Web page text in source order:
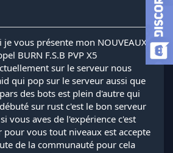
vous présente mon NOUVEAUX
BURN F.S.B PVP X5
sur le serveur nous
qui pop sur le serveur aussi que
des bots est plein d'autre qui
sur rust c'est le bon serveur
vous aves de l'expérience c'est
pour vous tout niveaux est accepte
de la communauté pour cela